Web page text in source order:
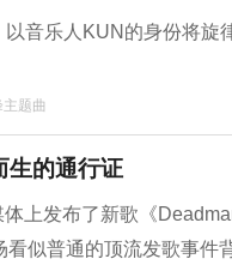
音乐人KUN的身份将
题曲
生的通行证
上发布了新歌《
看似普通的顶流发歌事件